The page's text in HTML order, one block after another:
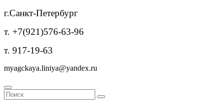
г.Санкт-Петербург
т. +7(921)576-63-96
т. 917-19-63
myagckaya.liniya@yandex.ru